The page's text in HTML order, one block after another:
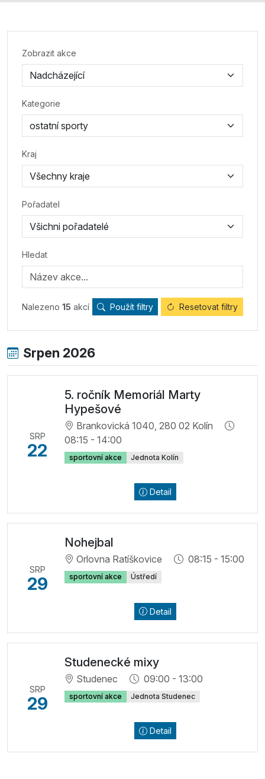
Zobrazit akce
Kategorie
Kraj
Pořadatel
Hledat
Nalezeno 15 akcí Použít filtry Resetovat filtry
Srpen 2026
SRP
22
5. ročník Memoriál Marty
Hypešové
Brankovická 1040, 280 02 Kolín
08:15 - 14:00
sportovní akce Jednota Kolín
Detail
SRP
29
Nohejbal
Orlovna Ratíškovice 08:15 - 15:00
sportovní akce Ústředí
Detail
SRP
29
Studenecké mixy
Studenec 09:00 - 13:00
sportovní akce Jednota Studenec
Detail